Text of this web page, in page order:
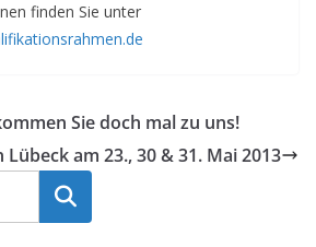
finden Sie unter
Sie doch mal zu uns!
am 23., 30 & 31. Mai 2013
Suchen